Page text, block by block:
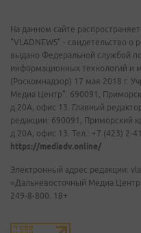
На данном сайте
"VLADNEWS" - свидетельство
выдано Федеральной службой
информационных технологий и
(Роскомнадзор) 17 мая 2018 г.
Медиа Центр". 690091,
д.20А, офис 13. Главный
редакции: 690091, Приморский
д.20А, офис 13. Тел.: +7 (423) 2-
https://mediadv.online/
Электронный адрес редакции:
«Дальневосточный Медиа
249-8-800. 18+